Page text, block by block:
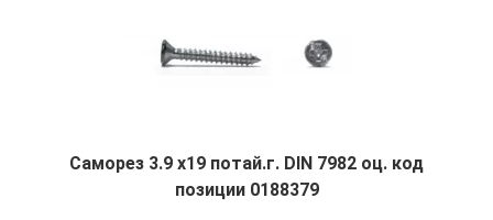
Саморез 3.9 х19 потай.г. DIN 7982 оц. код
позиции 0188379